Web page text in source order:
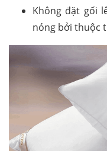
Không đặt gối
nóng bởi thuộc